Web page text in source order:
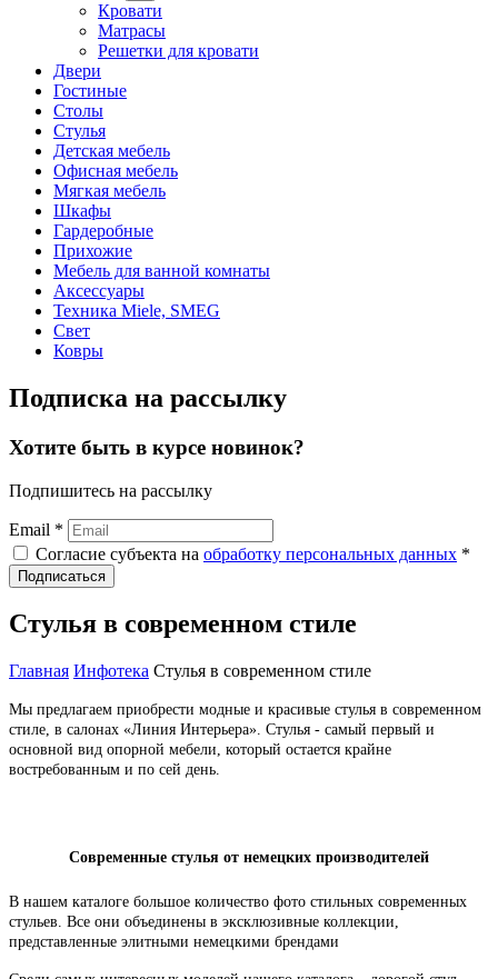
Кровати
Матрасы
Решетки для кровати
Двери
Гостиные
Столы
Стулья
Детская мебель
Офисная мебель
Мягкая мебель
Шкафы
Гардеробные
Прихожие
Мебель для ванной комнаты
Аксессуары
Техника Miele, SMEG
Свет
Ковры
Подписка на рассылку
Хотите быть в курсе новинок?
Подпишитесь на рассылку
Email *
Согласие субъекта на обработку персональных данных *
Подписаться
Стулья в современном стиле
Главная Инфотека Стулья в современном стиле
Мы предлагаем приобрести модные и красивые стулья в современном
стиле, в салонах «Линия Интерьера». Стулья - самый первый и
основной вид опорной мебели, который остается крайне
востребованным и по сей день.
Современные стулья от немецких производителей
В нашем каталоге большое количество фото стильных современных
стульев. Все они объединены в эксклюзивные коллекции,
представленные элитными немецкими брендами